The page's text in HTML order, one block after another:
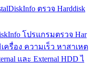
ตรวจ Harddisk
โปรแกรมตรวจ Har
รื่อง ความเร็ว หาสาเหต
และ External HDD ไ